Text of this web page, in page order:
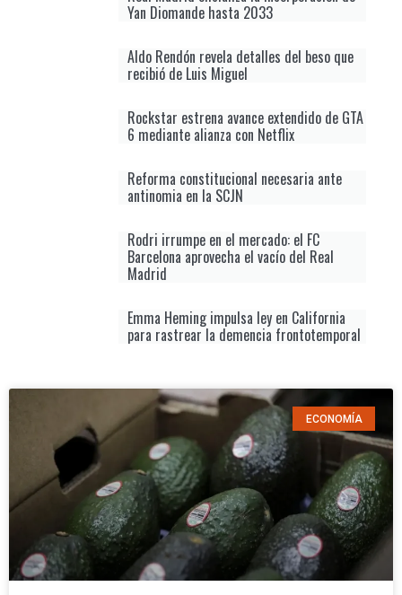
Yan Diomande hasta 2033
Aldo Rendón revela detalles del beso que
recibió de Luis Miguel
Rockstar estrena avance extendido de GTA
6 mediante alianza con Netflix
Reforma constitucional necesaria ante
antinomia en la SCJN
Rodri irrumpe en el mercado: el FC
Barcelona aprovecha el vacío del Real
Madrid
Emma Heming impulsa ley en California
para rastrear la demencia frontotemporal
ECONOMÍA